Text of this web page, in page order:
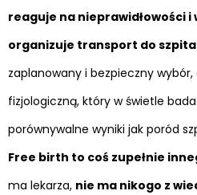
reaguje na nieprawidłowości
organizuje transport do
zaplanowany i bezpieczny
fizjologiczną, który w świetle
porównywalne wyniki jak poród
Free birth to coś zupełnie
ma lekarza, nie ma nikogo z